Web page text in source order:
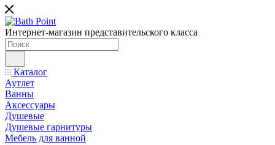
Интернет-магазин представительского класса
Каталог
Аутлет
Ванны
Аксессуары
Душевые
Душевые гарнитуры
Мебель для ванной